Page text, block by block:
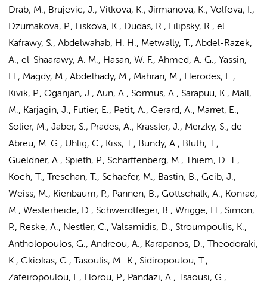
Drab, M., Brujevic, J., Vitkova, K., Jirmanova, K., Volfova, I.,
Dzurnakova, P., Liskova, K., Dudas, R., Filipsky, R., el
Kafrawy, S., Abdelwahab, H. H., Metwally, T., Abdel-Razek,
A., el-Shaarawy, A. M., Hasan, W. F., Ahmed, A. G., Yassin,
H., Magdy, M., Abdelhady, M., Mahran, M., Herodes, E.,
Kivik, P., Oganjan, J., Aun, A., Sormus, A., Sarapuu, K., Mall,
M., Karjagin, J., Futier, E., Petit, A., Gerard, A., Marret, E.,
Solier, M., Jaber, S., Prades, A., Krassler, J., Merzky, S., de
Abreu, M. G., Uhlig, C., Kiss, T., Bundy, A., Bluth, T.,
Gueldner, A., Spieth, P., Scharffenberg, M., Thiem, D. T.,
Koch, T., Treschan, T., Schaefer, M., Bastin, B., Geib, J.,
Weiss, M., Kienbaum, P., Pannen, B., Gottschalk, A., Konrad,
M., Westerheide, D., Schwerdtfeger, B., Wrigge, H., Simon,
P., Reske, A., Nestler, C., Valsamidis, D., Stroumpoulis, K.,
Antholopoulos, G., Andreou, A., Karapanos, D., Theodoraki,
K., Gkiokas, G., Tasoulis, M.-K., Sidiropoulou, T.,
Zafeiropoulou, F., Florou, P., Pandazi, A., Tsaousi, G.,